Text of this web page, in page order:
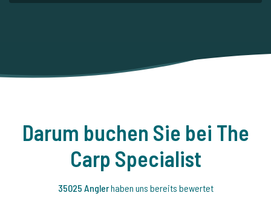
Darum buchen Sie bei The
Carp Specialist
35025 Anglerhaben uns bereits bewertet